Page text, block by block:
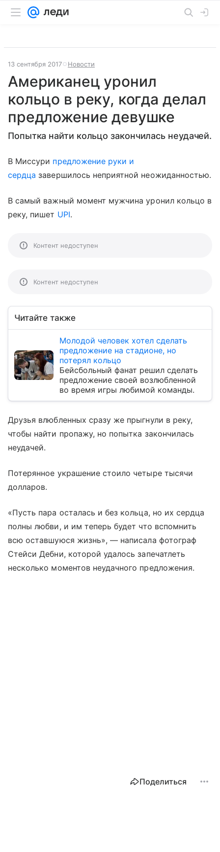
13 сентября 2017 Новости
Американец уронил
кольцо в реку, когда делал
предложение девушке
Попытка найти кольцо закончилась неудачей.
В Миссури предложение руки и
сердца завершилось неприятной неожиданностью.
В самый важный момент мужчина уронил кольцо в
реку, пишет UPI.
Контент недоступен
Контент недоступен
Читайте также
Молодой человек хотел сделать
предложение на стадионе, но
потерял кольцо
Бейсбольный фанат решил сделать
предложение своей возлюбленной
во время игры любимой команды.
Друзья влюбленных сразу же прыгнули в реку,
чтобы найти пропажу, но попытка закончилась
неудачей.
Потерянное украшение стоило четыре тысячи
долларов.
«Пусть пара осталась и без кольца, но их сердца
полны любви, и им теперь будет что вспомнить
всю оставшуюся жизнь», — написала фотограф
Стейси Дебни, которой удалось запечатлеть
несколько моментов неудачного предложения.
Поделиться